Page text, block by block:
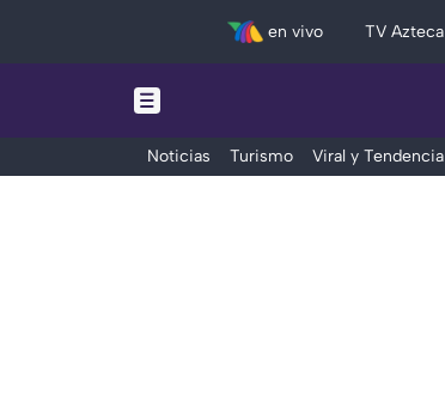
en vivo TV Azteca
Noticias Turismo Viral y Tendencia